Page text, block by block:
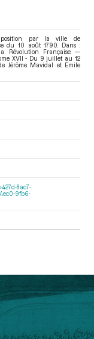
par la ville de
du 10 août 1790. Dans :
Révolution Française —
XVII - Du 9 juillet au 12
Jérôme Mavidal et Emile
427d-8ac7-
9fb6-